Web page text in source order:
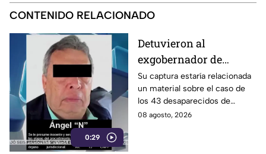
CONTENIDO RELACIONADO
0:29
Detuvieron al
exgobernador de
Guerrero, Ángel
Aguirre Rivero
Su captura estaría relacionada
un material sobre el caso de
los 43 desaparecidos de
Ayotzinapa
08 agosto, 2026